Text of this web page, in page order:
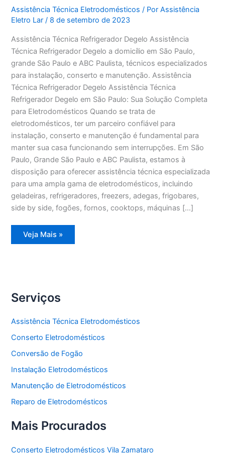
Assistência Técnica Eletrodomésticos / PorAssistência
Eletro Lar/ 8 de setembro de 2023
Assistência Técnica Refrigerador Degelo Assistência
Técnica Refrigerador Degelo a domicílio em São Paulo,
grande São Paulo e ABC Paulista, técnicos especializados
para instalação, conserto e manutenção. Assistência
Técnica Refrigerador Degelo Assistência Técnica
Refrigerador Degelo em São Paulo: Sua Solução Completa
para Eletrodomésticos Quando se trata de
eletrodomésticos, ter um parceiro confiável para
instalação, conserto e manutenção é fundamental para
manter sua casa funcionando sem interrupções. Em São
Paulo, Grande São Paulo e ABC Paulista, estamos à
disposição para oferecer assistência técnica especializada
para uma ampla gama de eletrodomésticos, incluindo
geladeiras, refrigeradores, freezers, adegas, frigobares,
side by side, fogões, fornos, cooktops, máquinas […]
Assistência
Técnica
Veja Mais »
Serviços
Assistência Técnica Eletrodomésticos
Conserto Eletrodomésticos
Conversão de Fogão
Instalação Eletrodomésticos
Manutenção de Eletrodomésticos
Reparo de Eletrodomésticos
Mais Procurados
Conserto Eletrodomésticos Vila Zamataro